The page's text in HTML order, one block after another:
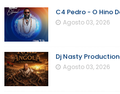
C4 Pedro - O Hino
Agosto 03, 2026
Dj Nasty
Agosto 03, 2026